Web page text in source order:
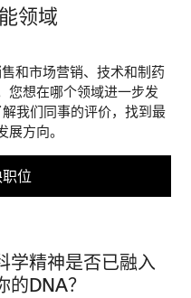
领域
和市场营销、技术和制药
想在哪个领域进一步发
我们同事的评价，找到最
方向。
位
学精神是否已融入
的DNA？